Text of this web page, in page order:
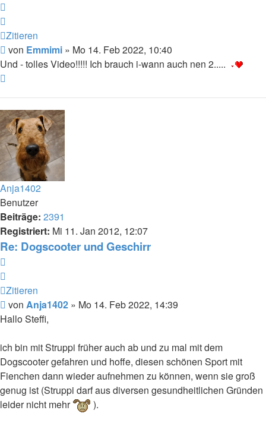
Zitieren
Beitrag
von Emmimi » Mo 14. Feb 2022, 10:40
Und - tolles Video!!!!! Ich brauch i-wann auch nen 2.....
Anja1402
Benutzer
Beiträge: 2391
Registriert: Mi 11. Jan 2012, 12:07
Re: Dogscooter und Geschirr
Zitieren
Beitrag
von Anja1402 » Mo 14. Feb 2022, 14:39
Hallo Steffi,
ich bin mit Struppi früher auch ab und zu mal mit dem
Dogscooter gefahren und hoffe, diesen schönen Sport mit
Fienchen dann wieder aufnehmen zu können, wenn sie groß
genug ist (Struppi darf aus diversen gesundheitlichen Gründen
leider nicht mehr
).